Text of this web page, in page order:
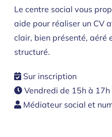
Le centre social vous
aide pour réaliser un CV
clair, bien présenté, aéré
structuré.
Sur inscription
Vendredi de 15h à 17h
Médiateur social et